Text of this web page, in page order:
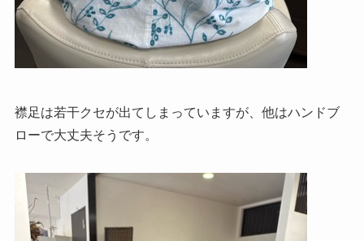
襟足は若干クセが出てしまっていますが、他はハンドブ
ローで大丈夫そうです。